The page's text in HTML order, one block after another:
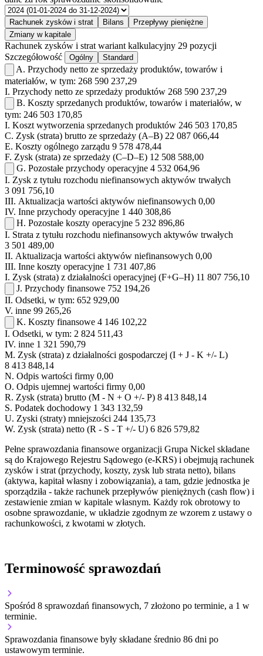
Rachunek zysków i strat Bilans
Przepływy pieniężne
Zmiany w kapitale
Rachunek zysków i strat wariant kalkulacyjny 29 pozycji
Szczegółowość
Ogólny Standard
A. Przychody netto ze sprzedaży produktów, towarów i
materiałów, w tym: 268 590 237,29
I. Przychody netto ze sprzedaży produktów 268 590 237,29
B. Koszty sprzedanych produktów, towarów i materiałów, w
tym: 246 503 170,85
I. Koszt wytworzenia sprzedanych produktów 246 503 170,85
C. Zysk (strata) brutto ze sprzedaży (A–B) 22 087 066,44
E. Koszty ogólnego zarządu 9 578 478,44
F. Zysk (strata) ze sprzedaży (C–D–E) 12 508 588,00
G. Pozostałe przychody operacyjne 4 532 064,96
I. Zysk z tytułu rozchodu niefinansowych aktywów trwałych
3 091 756,10
III. Aktualizacja wartości aktywów niefinansowych 0,00
IV. Inne przychody operacyjne 1 440 308,86
H. Pozostałe koszty operacyjne 5 232 896,86
I. Strata z tytułu rozchodu niefinansowych aktywów trwałych
3 501 489,00
II. Aktualizacja wartości aktywów niefinansowych 0,00
III. Inne koszty operacyjne 1 731 407,86
I. Zysk (strata) z działalności operacyjnej (F+G–H) 11 807 756,10
J. Przychody finansowe 752 194,26
II. Odsetki, w tym: 652 929,00
V. inne 99 265,26
K. Koszty finansowe 4 146 102,22
I. Odsetki, w tym: 2 824 511,43
IV. inne 1 321 590,79
M. Zysk (strata) z działalności gospodarczej (I + J - K +/- L)
8 413 848,14
N. Odpis wartości firmy 0,00
O. Odpis ujemnej wartości firmy 0,00
R. Zysk (strata) brutto (M - N + O +/- P) 8 413 848,14
S. Podatek dochodowy 1 343 132,59
U. Zyski (straty) mniejszości 244 135,73
W. Zysk (strata) netto (R - S - T +/- U) 6 826 579,82
Pełne sprawozdania finansowe organizacji Grupa Nickel składane
są do Krajowego Rejestru Sądowego (e-KRS) i obejmują rachunek
zysków i strat (przychody, koszty, zysk lub strata netto), bilans
(aktywa, kapitał własny i zobowiązania), a tam, gdzie jednostka je
sporządziła - także rachunek przepływów pieniężnych (cash flow) i
zestawienie zmian w kapitale własnym. Każdy rok obrotowy to
osobne sprawozdanie, w układzie zgodnym ze wzorem z ustawy o
rachunkowości, z kwotami w złotych.
Terminowość sprawozdań
Spośród 8 sprawozdań finansowych, 7 złożono po terminie, a 1 w
terminie.
Sprawozdania finansowe były składane średnio 86 dni po
ustawowym terminie.